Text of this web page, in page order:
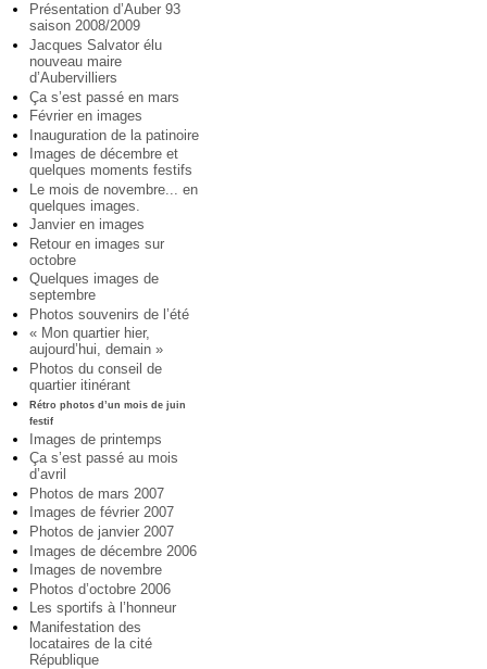
Présentation d’Auber 93
saison 2008/2009
Jacques Salvator élu
nouveau maire
d’Aubervilliers
Ça s’est passé en mars
Février en images
Inauguration de la patinoire
Images de décembre et
quelques moments festifs
Le mois de novembre... en
quelques images.
Janvier en images
Retour en images sur
octobre
Quelques images de
septembre
Photos souvenirs de l’été
« Mon quartier hier,
aujourd’hui, demain »
Photos du conseil de
quartier itinérant
Rétro photos d’un mois de juin
festif
Images de printemps
Ça s’est passé au mois
d’avril
Photos de mars 2007
Images de février 2007
Photos de janvier 2007
Images de décembre 2006
Images de novembre
Photos d’octobre 2006
Les sportifs à l’honneur
Manifestation des
locataires de la cité
République